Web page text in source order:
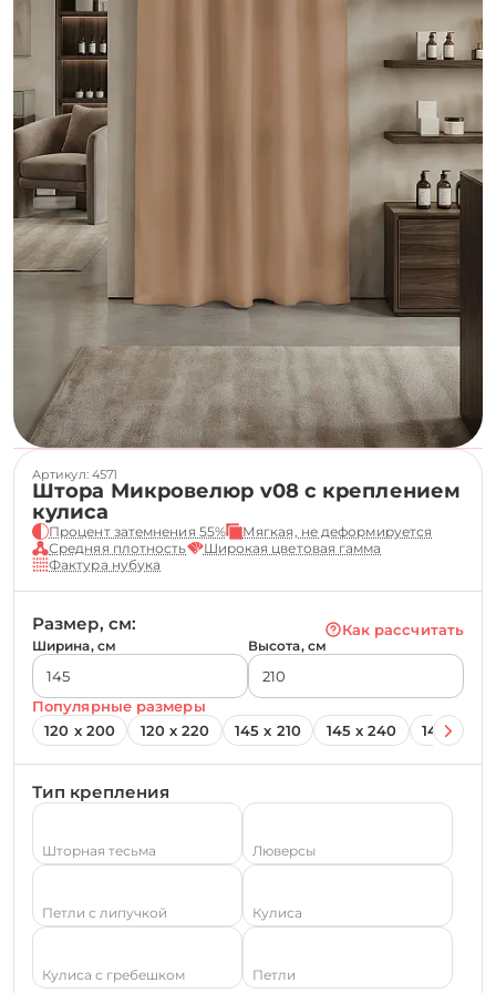
Артикул: 4571
Штора Микровелюр v08 с креплением
кулиса
Процент затемнения 55%
Мягкая, не деформируется
Средняя плотность
Широкая цветовая гамма
Фактура нубука
Размер, см: Как рассчитать
Ширина, см Высота, см
Популярные размеры
120 х 200
120 х 220 145 х 210 145 х 240 145 х 260
Тип крепления
Шторная тесьма Люверсы
Петли с липучкой Кулиса
Кулиса с гребешком Петли